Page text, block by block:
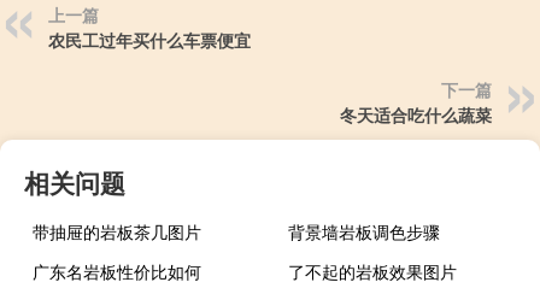
上一篇
农民工过年买什么车票便宜
下一篇
冬天适合吃什么蔬菜
相关问题
带抽屉的岩板茶几图片
背景墙岩板调色步骤
广东名岩板性价比如何
了不起的岩板效果图片